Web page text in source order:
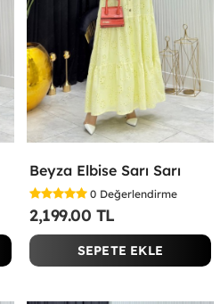
Beyza Elbise Sarı Sarı
0 Değerlendirme
2,199.00 TL
SEPETE EKLE